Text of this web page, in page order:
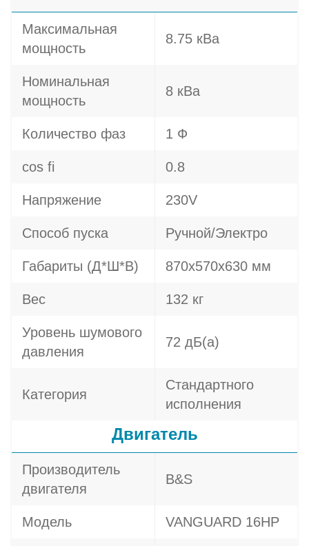
Максимальная
мощность
8.75 кВа
Номинальная
мощность
8 кВа
Количество фаз 1 Ф
cos fi 0.8
Напряжение 230V
Способ пуска Ручной/Электро
Габариты (Д*Ш*В) 870х570х630 мм
Вес 132 кг
Уровень шумового
давления
72 дБ(а)
Категория
Стандартного
исполнения
Двигатель
Производитель
двигателя
B&S
Модель VANGUARD 16HP